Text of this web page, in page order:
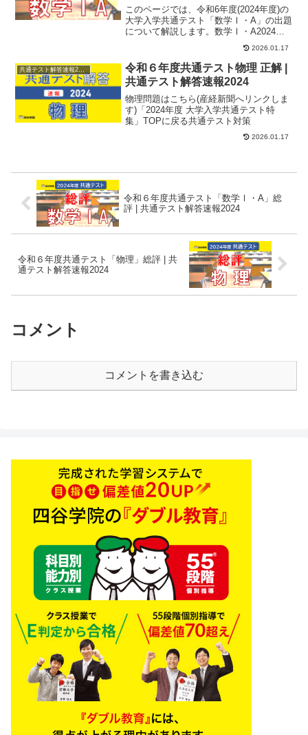
このページでは、令和6年度(2024年度)の
大学入学共通テスト「数学Ⅰ・A」の出題
について解説します。数学Ⅰ・A2024年
度の数学ⅠAは、とび抜けて難しい出題
2026.01.17
共通テスト解答速報2024
令和６年度共通テスト物理 正解 |
共通テスト解答速報2024
物理問題はこちら(産経新聞へリンクしま
す)「2024年度 大学入学共通テスト特
集」TOPに戻る共通テスト対策
2026.01.17
令和６年度共通テスト「数学Ⅰ・A」総
評 | 共通テスト解答速報2024
令和６年度共通テスト「物理」総評 | 共
通テスト解答速報2024
コメント
コメントを書き込む